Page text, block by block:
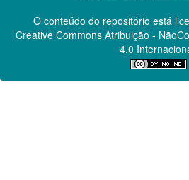
O conteúdo do repositório está
Creative CommonsAtribuição -
4.0